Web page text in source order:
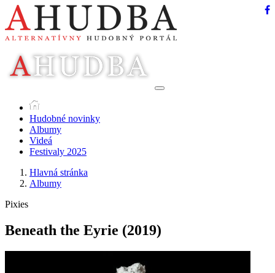
Hudobné novinky
Albumy
Videá
Festivaly 2025
Hlavná stránka
Albumy
Pixies
Beneath the Eyrie (2019)